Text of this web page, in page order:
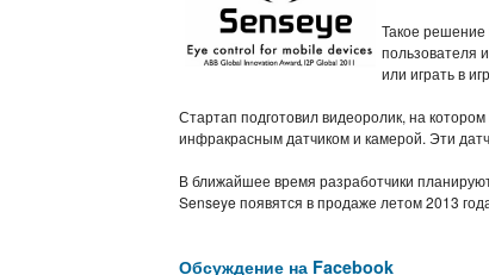
Такое решение
пользователя
или играть в
Стартап подготовил видеоролик, на
инфракрасным датчиком и камерой. Эти
В ближайшее время разработчики
Senseye появятся в продаже летом 2013
Обсуждение на Facebook